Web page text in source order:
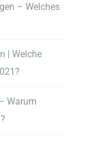
– Welches
| Welche
Warum